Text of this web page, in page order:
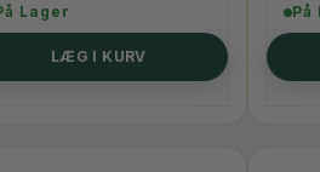
Lager
LÆG I KURV
På